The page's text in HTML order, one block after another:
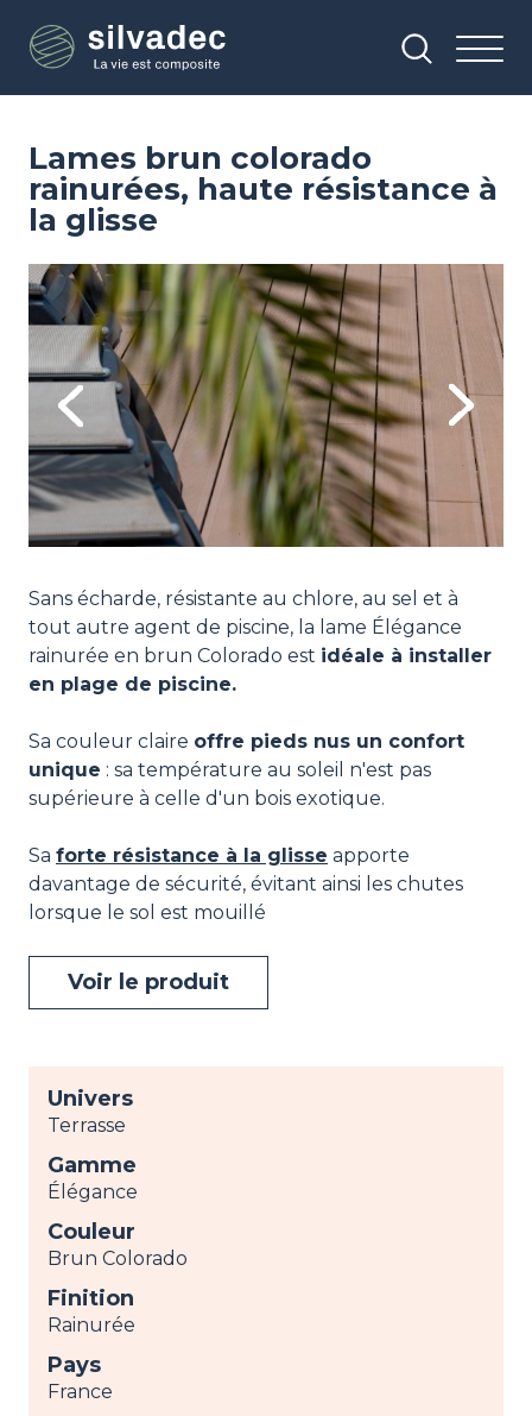
contenu
Lames brun colorado
rainurées, haute résistance à
la glisse
Previous
Image
Next
Sans écharde, résistante au chlore, au sel et à
tout autre agent de piscine, la lame Élégance
rainurée en brun Colorado est idéale à installer
en plage de piscine.
Sa couleur claire offre pieds nus un confort
unique : sa température au soleil n'est pas
supérieure à celle d'un bois exotique.
Sa forte résistance à la glisse apporte
davantage de sécurité, évitant ainsi les chutes
lorsque le sol est mouillé
Voir le produit
Univers
Terrasse
Gamme
Élégance
Couleur
Brun Colorado
Finition
Rainurée
Pays
France